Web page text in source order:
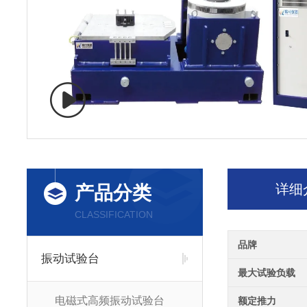
产品分类
CLASSIFICATION
振动试验台
电磁式高频振动试验台
详细
品牌
最大试验负载
额定推力